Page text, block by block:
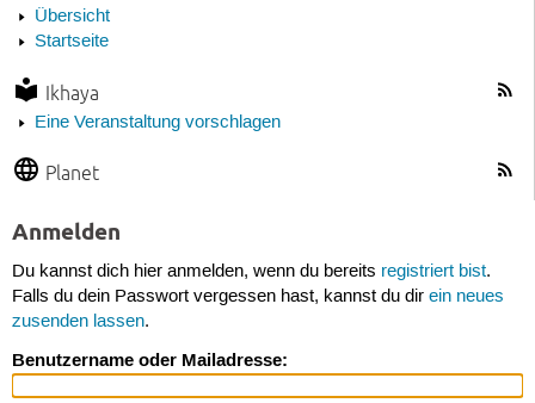
Übersicht
Startseite
Ikhaya
Eine Veranstaltung vorschlagen
Planet
Anmelden
Du kannst dich hier anmelden, wenn du bereits registriert bist.
Falls du dein Passwort vergessen hast, kannst du dir ein neues
zusenden lassen.
Benutzername oder Mailadresse: